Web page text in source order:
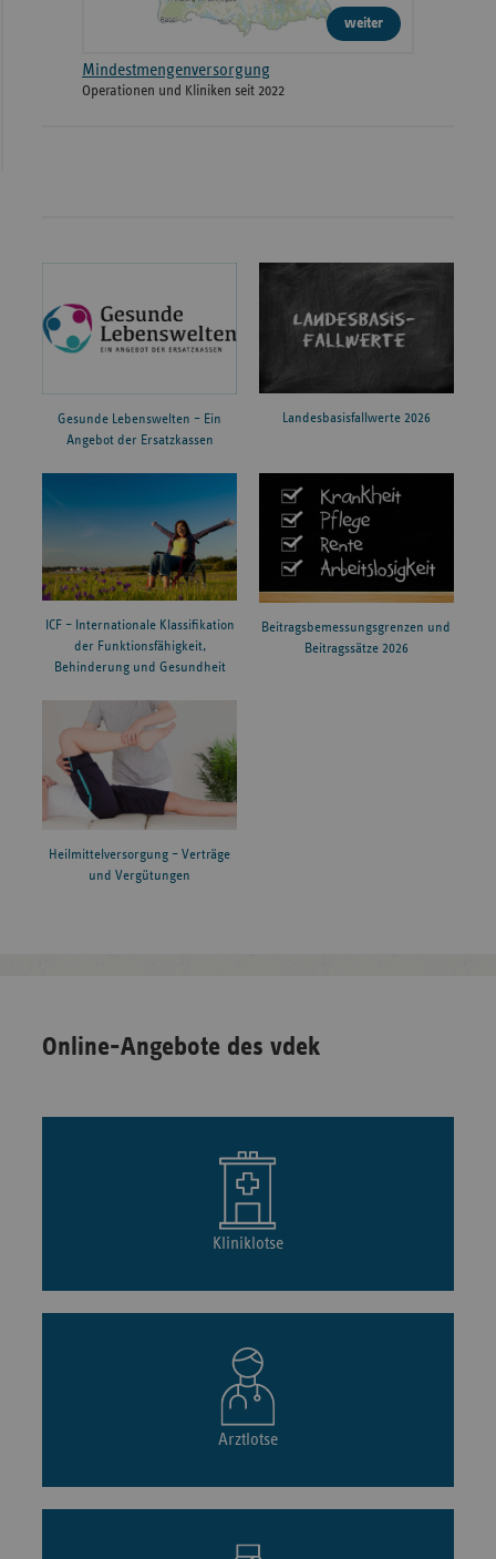
weiter
Mindestmengenversorgung
Operationen und Kliniken seit 2022
Gesunde Lebenswelten – Ein
Angebot der Ersatzkassen
Landesbasisfallwerte 2026
ICF – Internationale Klassifikation
der Funktionsfähigkeit,
Behinderung und Gesundheit
Beitragsbemessungsgrenzen und
Beitragssätze 2026
Heilmittelversorgung – Verträge
und Vergütungen
Online-Angebote des vdek
Kliniklotse
Arztlotse